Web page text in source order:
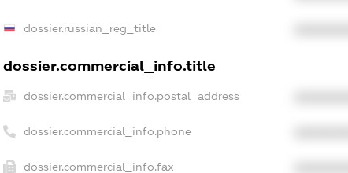
dossier.russian_reg_title
dossier.commercial_info.title
dossier.commercial_info.postal_address
dossier.commercial_info.phone
dossier.commercial_info.fax